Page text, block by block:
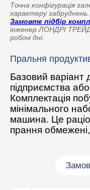
Точна конфігурація
характеру забруднень
Замовте підбір
інженер ЛОНДРІ ТРЕЙД
робочі дні.
Пральня
Базовий варіант
підприємства
Комплектація
мінімального
машина. Це
прання